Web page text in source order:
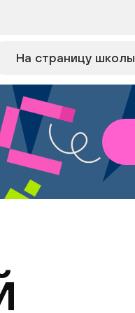
На страницу школы